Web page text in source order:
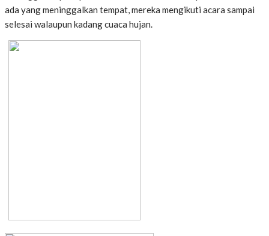
ada yang meninggalkan tempat, mereka mengikuti acara sampai
selesai walaupun kadang cuaca hujan.